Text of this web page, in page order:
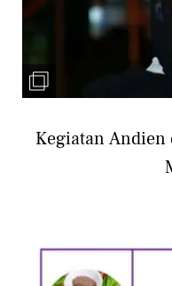
Kegiatan Andien